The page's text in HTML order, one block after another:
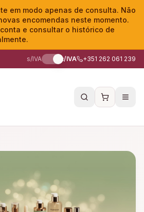
em modo apenas de consulta. Não
encomendas neste momento.
e consultar o histórico de
s/IVA c/IVA +351 262 061 239